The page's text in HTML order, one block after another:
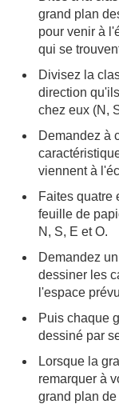
grand plan
pour venir à
qui se
Divisez la
direction
chez eux (N,
Demandez à
viennent à
Faites quatre
feuille de
N, S, E et O.
Demandez
dessiner les
l'espace
Puis chaque
dessiné par
Lorsque la
remarquer à
grand plan